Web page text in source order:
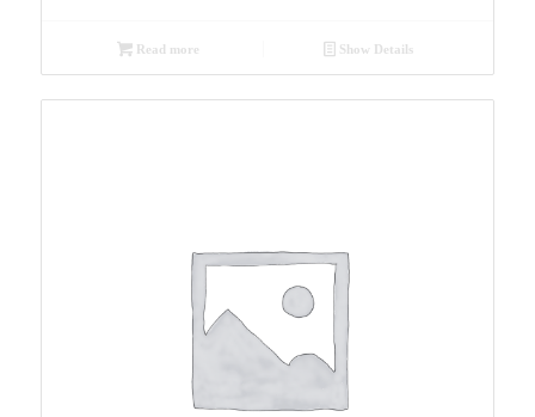
Read more Show Details